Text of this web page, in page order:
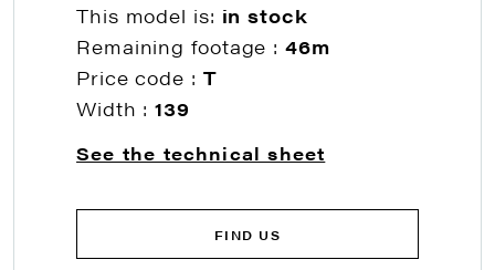
This model is: in stock
Remaining footage :46m
Price code : T
Width :139
See the technical sheet
FIND US